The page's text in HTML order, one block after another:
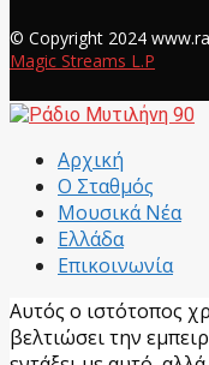
© Copyright 2024
Magic Streams L.P
Αρχική
Ο Σταθμός
Μουσικά Νέα
Ελλάδα
Επικοινωνία
Αυτός ο ιστότοπος
βελτιώσει την